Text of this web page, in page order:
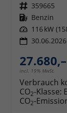
Fahrzeugnr. 359665
Kraftstoff Benzin
Leistung 116 kW
30.06.2026
incl. 19% MwSt.
Verbrauch
CO2-Klasse: E
CO2-